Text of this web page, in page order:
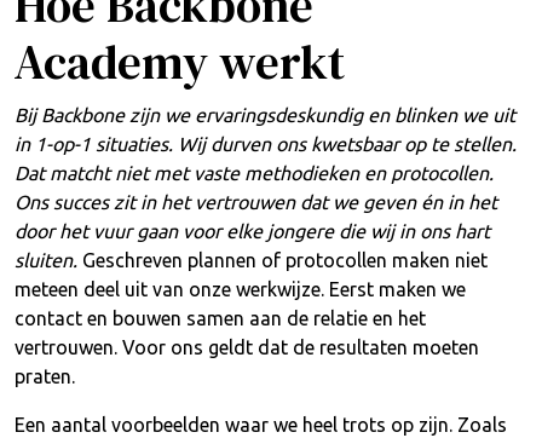
Academy werkt
Bij Backbone zijn we ervaringsdeskundig en blinken we uit
in 1-op-1 situaties. Wij durven ons kwetsbaar op te stellen.
Dat matcht niet met vaste methodieken en protocollen.
Ons succes zit in het vertrouwen dat we geven én in het
door het vuur gaan voor elke jongere die wij in ons hart
sluiten. Geschreven plannen of protocollen maken niet
meteen deel uit van onze werkwijze. Eerst maken we
contact en bouwen samen aan de relatie en het
vertrouwen. Voor ons geldt dat de resultaten moeten
praten.
Een aantal voorbeelden waar we heel trots op zijn. Zoals